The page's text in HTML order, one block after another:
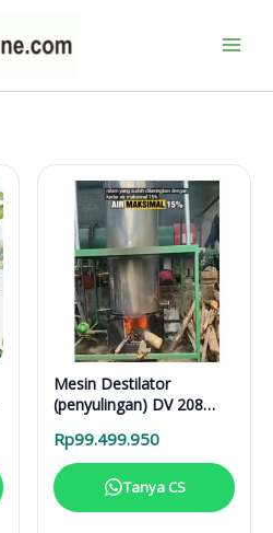
Mesin Destilator
(penyulingan) DV 208
Rp99.499.950
Tanya CS